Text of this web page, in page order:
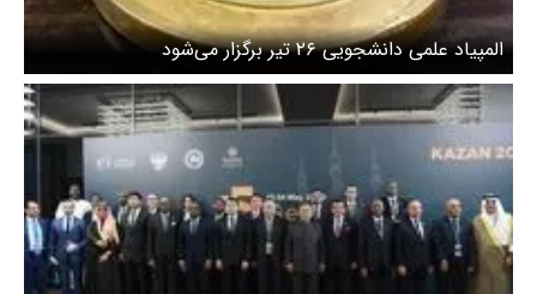
المپیاد علمی دانشجویی ۲۶ تیر برگزار می‌شود